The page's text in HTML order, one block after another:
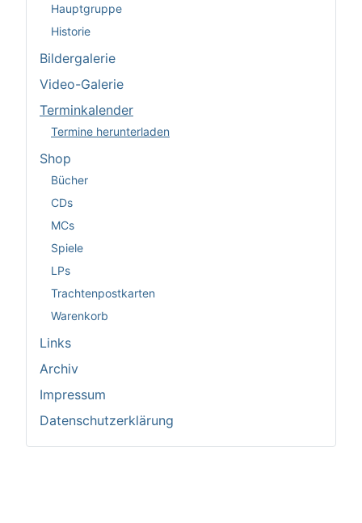
Hauptgruppe
Historie
Bildergalerie
Video-Galerie
Terminkalender
Termine herunterladen
Shop
Bücher
CDs
MCs
Spiele
LPs
Trachtenpostkarten
Warenkorb
Links
Archiv
Impressum
Datenschutzerklärung